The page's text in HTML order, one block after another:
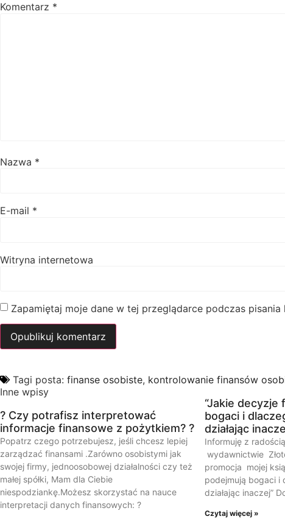
Komentarz *
Nazwa *
E-mail *
Witryna internetowa
Zapamiętaj moje dane w tej przeglądarce podczas pisania
Tagi posta: finanse osobiste, kontrolowanie finansów
Inne wpisy
? Czy potrafisz interpretować
informacje finansowe z pożytkiem? ?
Popatrz czego potrzebujesz, jeśli chcesz lepiej
zarządzać finansami .Zarówno osobistymi jak
swojej firmy, jednoosobowej działalności czy też
małej spółki, Mam dla Ciebie
niespodziankę.Możesz skorzystać na nauce
interpretacji danych finansowych: ?
“Jakie decyzje
bogaci i
działając
Informuję z
wydawnictwie
promocja mojej
podejmują bogaci i
działając inaczej”
Czytaj więcej »